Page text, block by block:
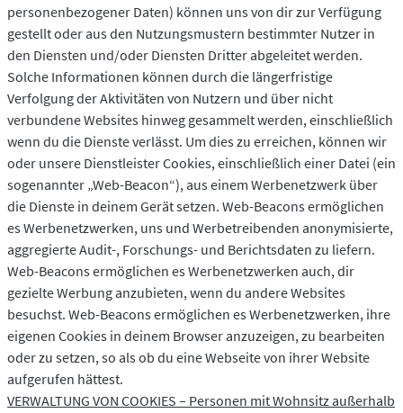
personenbezogener Daten) können uns von dir zur Verfügung
gestellt oder aus den Nutzungsmustern bestimmter Nutzer in
den Diensten und/oder Diensten Dritter abgeleitet werden.
Solche Informationen können durch die längerfristige
Verfolgung der Aktivitäten von Nutzern und über nicht
verbundene Websites hinweg gesammelt werden, einschließlich
wenn du die Dienste verlässt. Um dies zu erreichen, können wir
oder unsere Dienstleister Cookies, einschließlich einer Datei (ein
sogenannter „Web-Beacon“), aus einem Werbenetzwerk über
die Dienste in deinem Gerät setzen. Web-Beacons ermöglichen
es Werbenetzwerken, uns und Werbetreibenden anonymisierte,
aggregierte Audit-, Forschungs- und Berichtsdaten zu liefern.
Web-Beacons ermöglichen es Werbenetzwerken auch, dir
gezielte Werbung anzubieten, wenn du andere Websites
besuchst. Web-Beacons ermöglichen es Werbenetzwerken, ihre
eigenen Cookies in deinem Browser anzuzeigen, zu bearbeiten
oder zu setzen, so als ob du eine Webseite von ihrer Website
aufgerufen hättest.
VERWALTUNG VON COOKIES – Personen mit Wohnsitz außerhalb